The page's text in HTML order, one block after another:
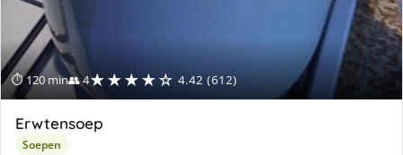
⏱ 120 min👥 4★★★★☆ 4.42 (612)
Erwtensoep
Soepen